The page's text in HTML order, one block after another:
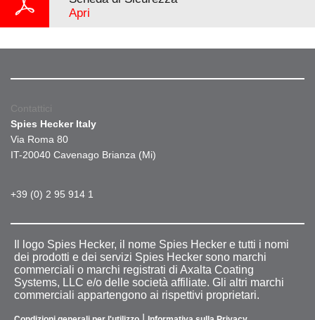
Apri
Contattici
Spies Hecker Italy
Via Roma 80
IT-20040 Cavenago Brianza (Mi)
+39 (0) 2 95 914 1
Il logo Spies Hecker, il nome Spies Hecker e tutti i nomi
dei prodotti e dei servizi Spies Hecker sono marchi
commerciali o marchi registrati di Axalta Coating
Systems, LLC e/o delle società affiliate. Gli altri marchi
commerciali appartengono ai rispettivi proprietari.